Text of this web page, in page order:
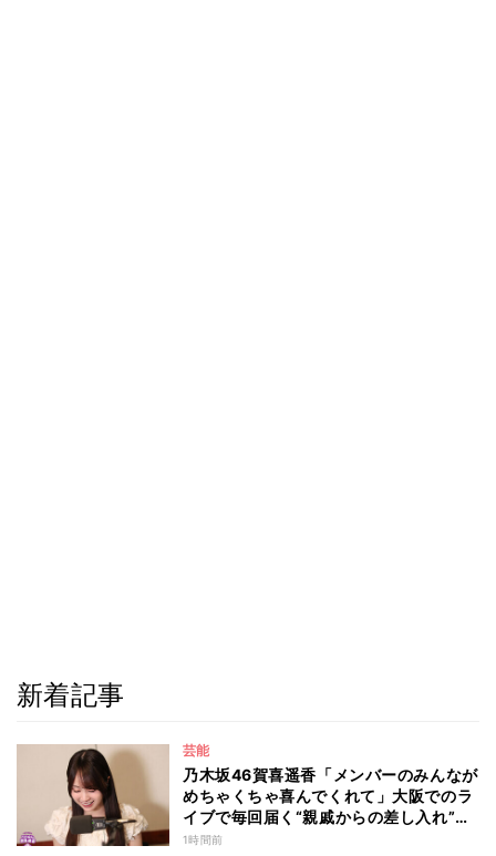
新着記事
芸能
乃木坂46賀喜遥香「メンバーのみんなが
めちゃくちゃ喜んでくれて」大阪でのラ
イブで毎回届く“親戚からの差し入れ”と
は？
1時間前